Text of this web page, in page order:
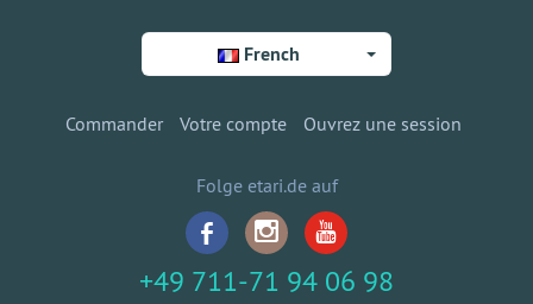
French
Commander Votre compte Ouvrez une session
Folge etari.de auf
+49 711-71 94 06 98